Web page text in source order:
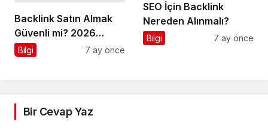
Backlink Satın Almak
Güvenli mi? 2026
Güncel Rehber
Bilgi 7 ay önce
SEO İçin Backlink
Nereden Alınmalı?
Bilgi 7 ay önce
Bir Cevap Yaz